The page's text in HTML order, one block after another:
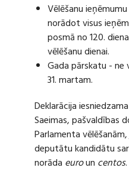
Vēlēšanu
norādot visus
posmā no 120.
vēlēšanu dienai.
Gada pārskatu - ne
31. martam.
Deklarācija
Saeimas, pašvaldības
Parlamenta
deputātu kandidātu
norāda euroun centos.